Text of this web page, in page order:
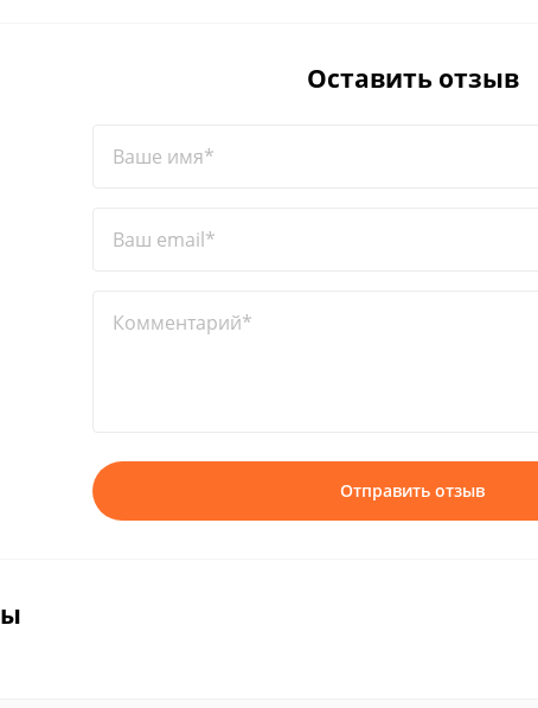
Оставить отзыв
Ваше имя*
Ваш email*
Комментарий*
Отправить отзыв